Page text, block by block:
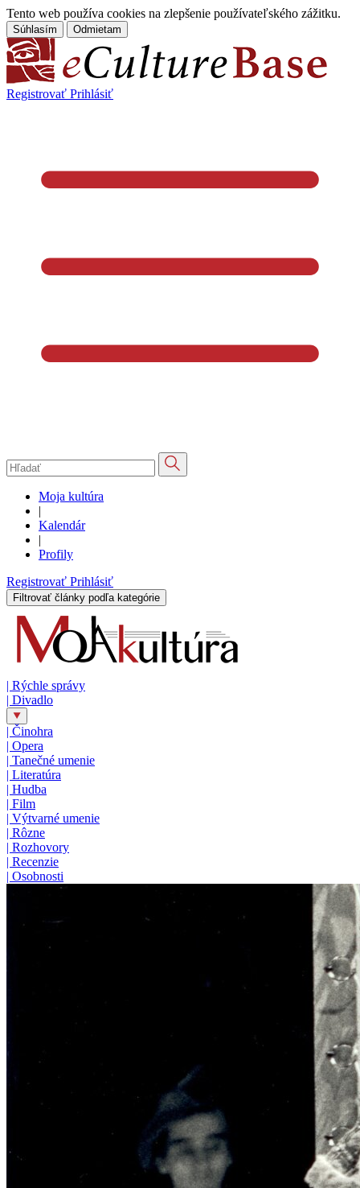
Tento web používa cookies na zlepšenie používateľského zážitku.
Súhlasím Odmietam
Registrovať Prihlásiť
Moja kultúra
|
Kalendár
|
Profily
Registrovať Prihlásiť
Filtrovať články podľa kategórie
| Rýchle správy
| Divadlo
| Činohra
| Opera
| Tanečné umenie
| Literatúra
| Hudba
| Film
| Výtvarné umenie
| Rôzne
| Rozhovory
| Recenzie
| Osobnosti